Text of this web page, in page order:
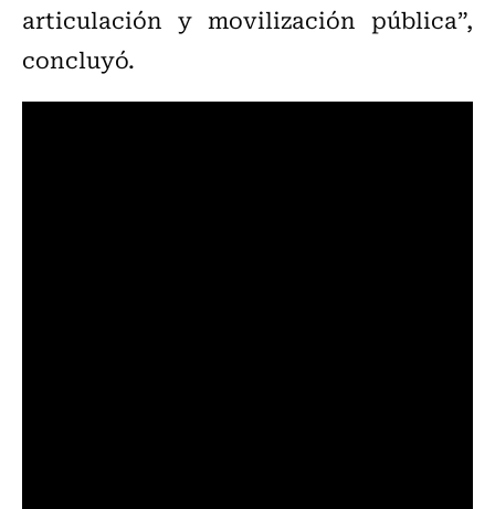
articulación y movilización pública”,
concluyó.